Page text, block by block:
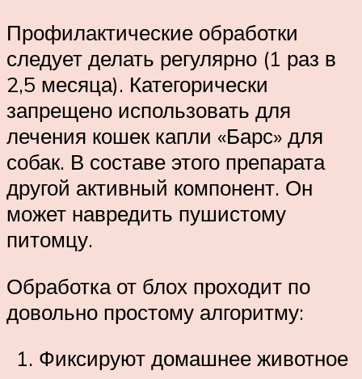
Профилактические обработки
следует делать регулярно (1 раз в
2,5 месяца). Категорически
запрещено использовать для
лечения кошек капли «Барс» для
собак. В составе этого препарата
другой активный компонент. Он
может навредить пушистому
питомцу.
Обработка от блох проходит по
довольно простому алгоритму:
Фиксируют домашнее животное